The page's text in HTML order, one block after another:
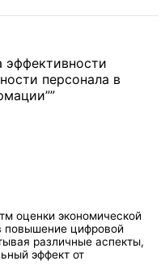
эффективности
персонала в
оценки экономической
повышение цифровой
различные аспекты,
эффект от